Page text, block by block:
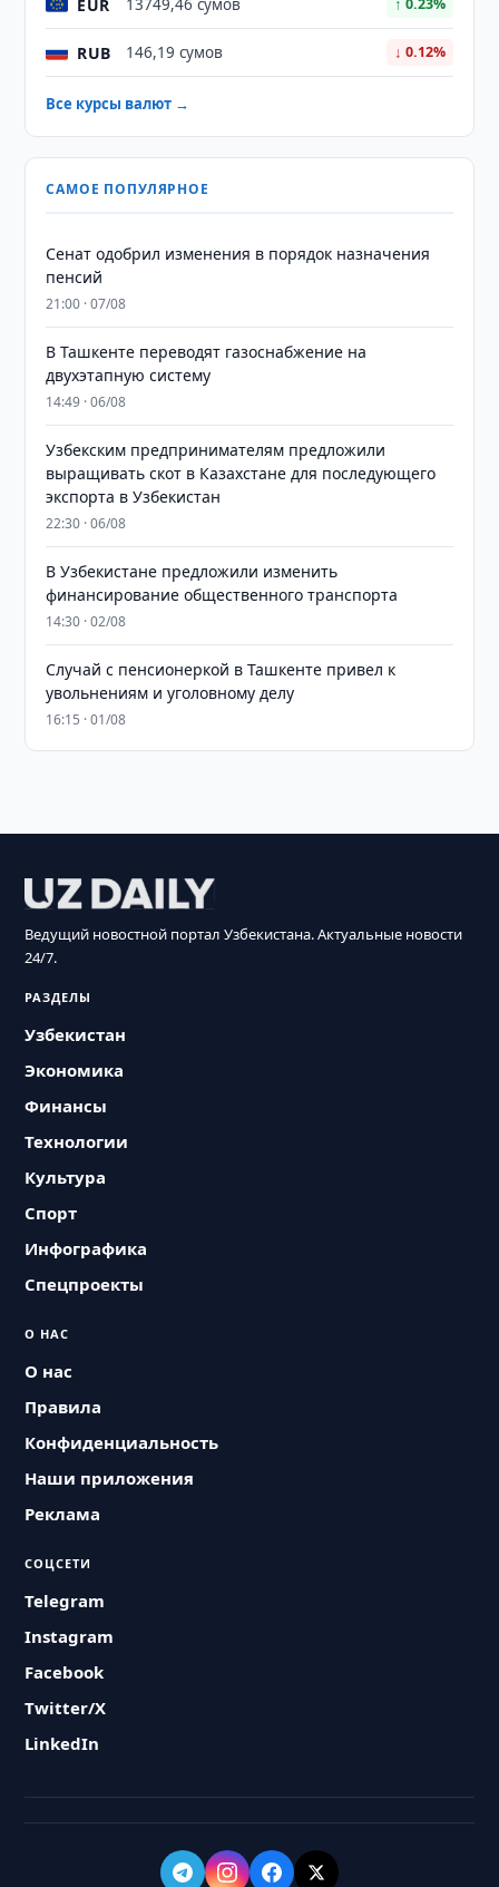
EUR 13749,46 сумов ↑ 0.23%
RUB 146,19 сумов ↓ 0.12%
Все курсы валют →
САМОЕ ПОПУЛЯРНОЕ
Сенат одобрил изменения в порядок назначения
пенсий
21:00 · 07/08
В Ташкенте переводят газоснабжение на
двухэтапную систему
14:49 · 06/08
Узбекским предпринимателям предложили
выращивать скот в Казахстане для последующего
экспорта в Узбекистан
22:30 · 06/08
В Узбекистане предложили изменить
финансирование общественного транспорта
14:30 · 02/08
Случай с пенсионеркой в Ташкенте привел к
увольнениям и уголовному делу
16:15 · 01/08
Ведущий новостной портал Узбекистана. Актуальные новости
24/7.
РАЗДЕЛЫ
Узбекистан
Экономика
Финансы
Технологии
Культура
Спорт
Инфографика
Спецпроекты
О НАС
О нас
Правила
Конфиденциальность
Наши приложения
Реклама
СОЦСЕТИ
Telegram
Instagram
Facebook
Twitter/X
LinkedIn